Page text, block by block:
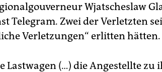
Wjatscheslaw
Telegram. Zwei der Verletzten
Verletzungen“ erlitten hätten.
Lastwagen (…) die Angestellte